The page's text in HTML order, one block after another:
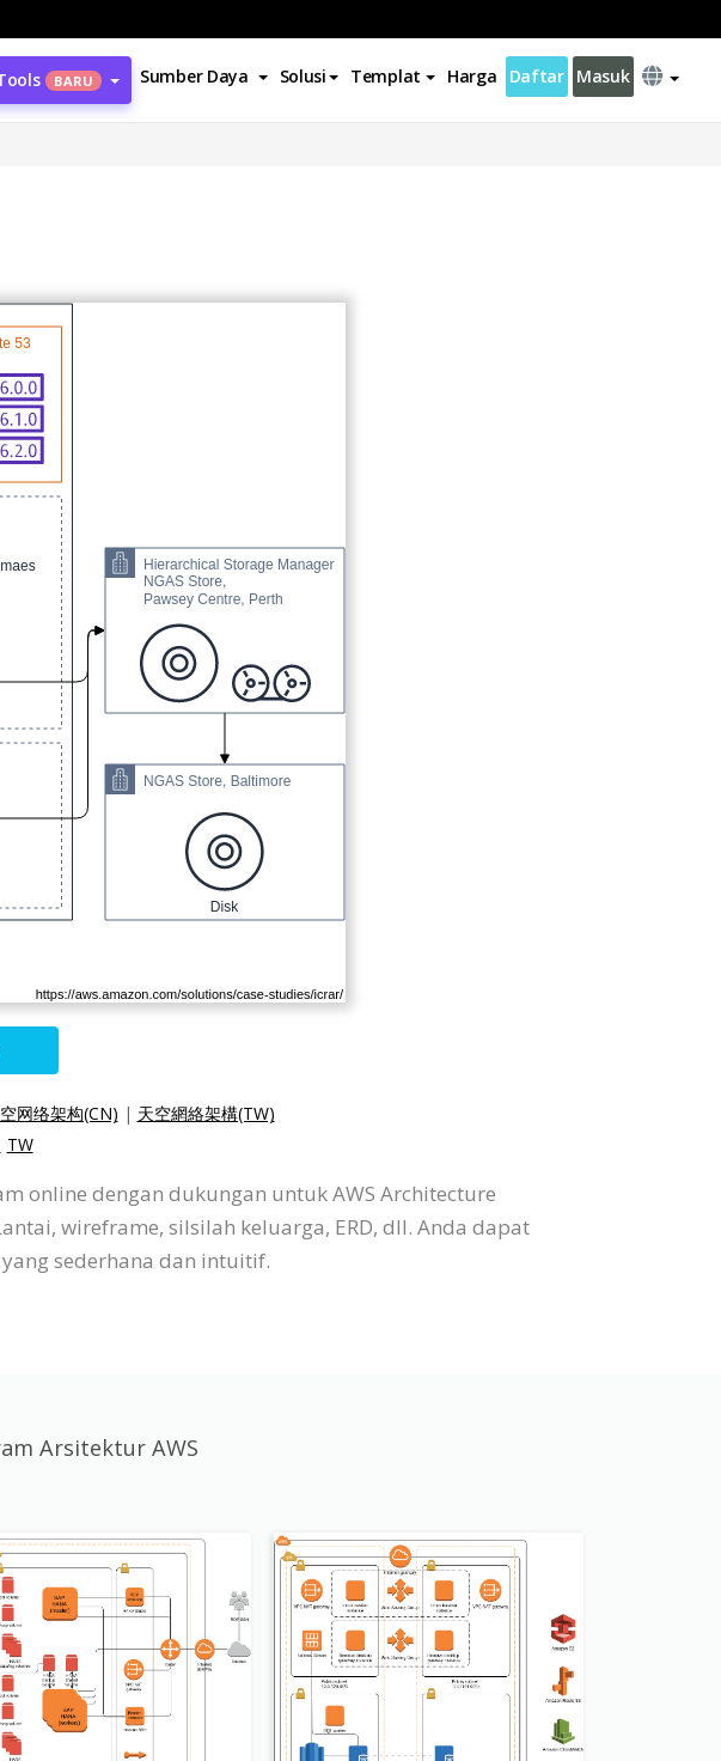
BARU Sumber Daya Solusi Templat Harga Daftar Masuk
网络架构(CN) | 天空網絡架構(TW)
TW
online dengan dukungan untuk AWS Architecture
wireframe, silsilah keluarga, ERD, dll. Anda dapat
sederhana dan intuitif.
Arsitektur AWS